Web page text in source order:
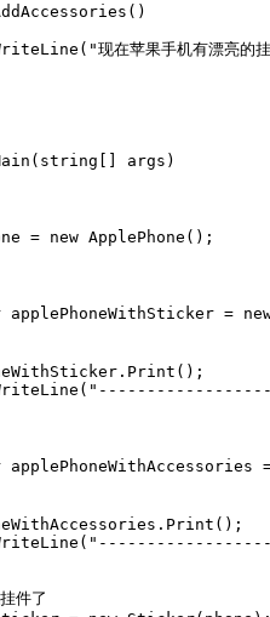
现在苹果手机有漂亮的
args)
= new ApplePhone();
applePhoneWithSticker =
applePhoneWithAccessories
件了